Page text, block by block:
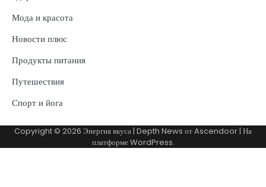
Мода и красота
Новости плюс
Продукты питания
Путешествия
Спорт и йога
Copyright © 2026 Энергия вкуса| Depth News отAscendoor| На
платформеWordPress.